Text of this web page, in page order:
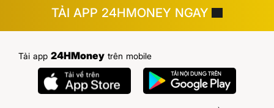
TẢI APP 24HMONEY NGAY
Tải app 24HMoney trên mobile